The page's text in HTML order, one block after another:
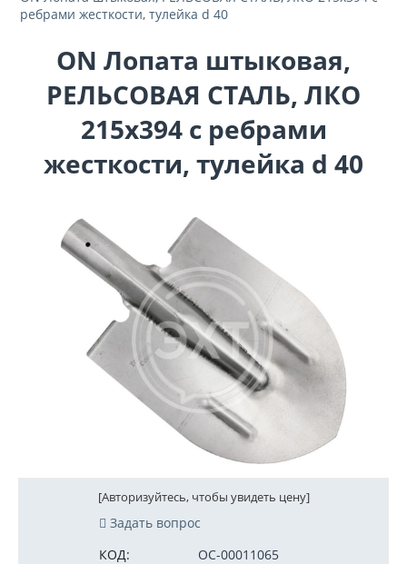
ребрами жесткости, тулейка d 40
ON Лопата штыковая,
РЕЛЬСОВАЯ СТАЛЬ, ЛКО
215х394 с ребрами
жесткости, тулейка d 40
[Авторизуйтесь, чтобы увидеть цену]
Задать вопрос
КОД:
ОС-00011065